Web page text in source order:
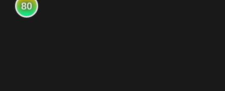
80